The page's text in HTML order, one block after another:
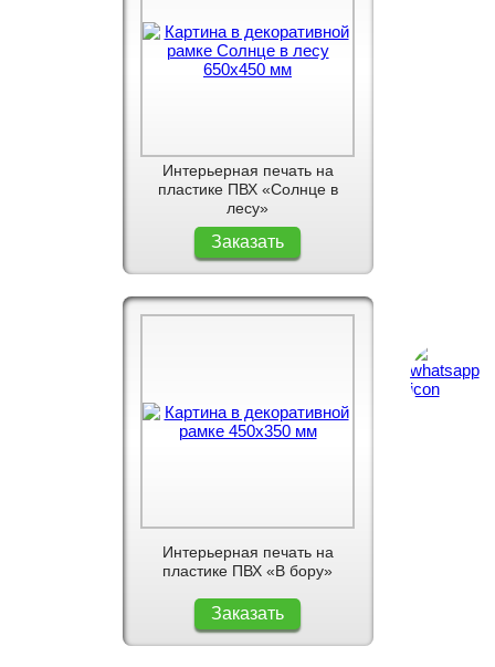
Интерьерная печать на
пластике ПВХ «Солнце в
лесу»
Заказать
Интерьерная печать на
пластике ПВХ «В бору»
Заказать